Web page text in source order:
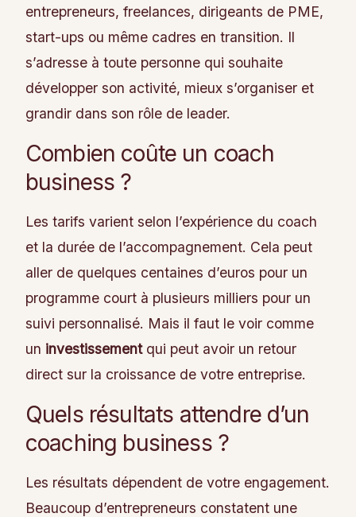
entrepreneurs, freelances, dirigeants de PME,
start-ups ou même cadres en transition. Il
s’adresse à toute personne qui souhaite
développer son activité, mieux s’organiser et
grandir dans son rôle de leader.
Combien coûte un coach
business ?
Les tarifs varient selon l’expérience du coach
et la durée de l’accompagnement. Cela peut
aller de quelques centaines d’euros pour un
programme court à plusieurs milliers pour un
suivi personnalisé. Mais il faut le voir comme
un investissementqui peut avoir un retour
direct sur la croissance de votre entreprise.
Quels résultats attendre d’un
coaching business ?
Les résultats dépendent de votre engagement.
Beaucoup d’entrepreneurs constatent une